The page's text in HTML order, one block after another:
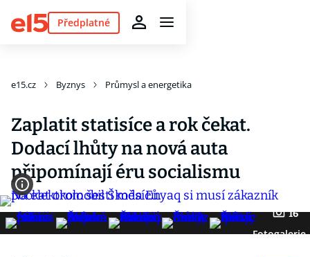
Předplatné
e15.cz Byznys Průmysl a energetika
Zaplatit statisíce a rok čekat.
Dodací lhůty na nová auta
připomínají éru socialismu
16
Fotogalerie